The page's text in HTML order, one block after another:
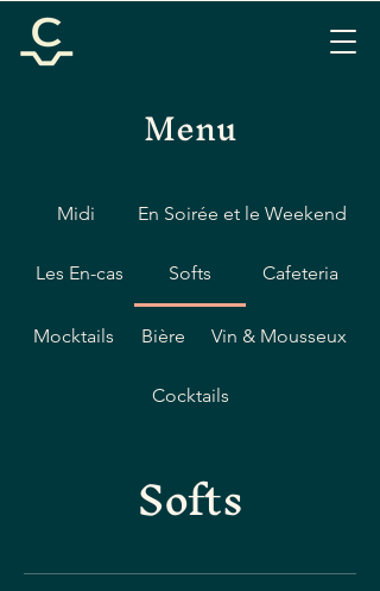
Menu
Midi En Soirée et le Weekend
Les En-cas Softs Cafeteria
Mocktails Bière Vin & Mousseux
Cocktails
Softs